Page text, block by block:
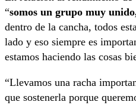
“somos un grupo muy
dentro de la cancha, todos
lado y eso siempre es
estamos haciendo las cosas
“Llevamos una racha
que sostenerla porque